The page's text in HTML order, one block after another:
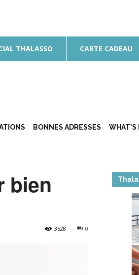
THALASSO CARTE CADEAU
BONNES ADRESSES WHAT’S
bien
0
3528